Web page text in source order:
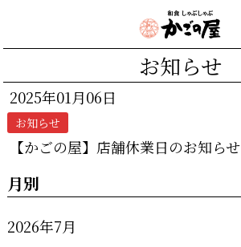
お知らせ
2025年01月06日
お知らせ
【かごの屋】店舗休業日のお知らせ
月別
2026年7月